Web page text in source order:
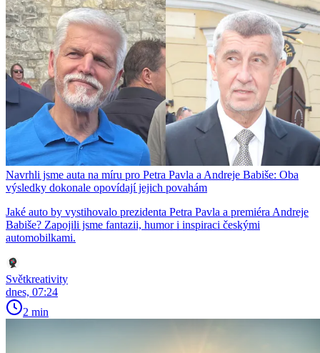
Navrhli jsme auta na míru pro Petra Pavla a Andreje Babiše: Oba
výsledky dokonale opovídají jejich povahám
Jaké auto by vystihovalo prezidenta Petra Pavla a premiéra Andreje
Babiše? Zapojili jsme fantazii, humor i inspiraci českými
automobilkami.
Světkreativity
dnes, 07:24
2 min